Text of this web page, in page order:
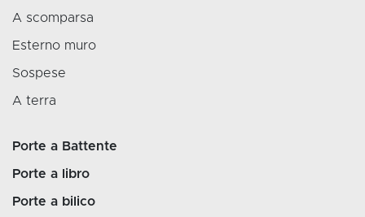
A scomparsa
Esterno muro
Sospese
A terra
Porte a Battente
Porte a libro
Porte a bilico